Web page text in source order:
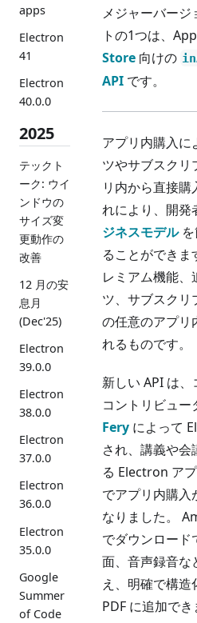
apps
Electron
41
Electron
40.0.0
2025
テックト
ーク: ウイ
ンドウの
サイズ変
更動作の
改善
12 月の安
息月
(Dec'25)
Electron
39.0.0
Electron
38.0.0
Electron
37.0.0
Electron
36.0.0
Electron
35.0.0
Google
Summer
of Code
メジャーバージ
トの1つは、
Store 向けの
API です。
アプリ内購入に
ツやサブスクリ
リ内から直接購
れにより、開発
ジネスモデルを
ることができ
レミアム機能、
ツ、サブスクリ
の任意のアプリ
れるものです。
新しい API は
コントリビュー
Fery によって
され、講義や会
る Electron ア
でアプリ内購入
なりました。
でダウンロード
面、音声録音な
え、明確で構
PDF に追加でき